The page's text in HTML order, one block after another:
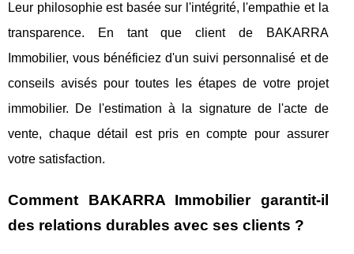
Leur philosophie est basée sur l'intégrité, l'empathie et la
transparence. En tant que client de BAKARRA
Immobilier, vous bénéficiez d'un suivi personnalisé et de
conseils avisés pour toutes les étapes de votre projet
immobilier. De l'estimation à la signature de l'acte de
vente, chaque détail est pris en compte pour assurer
votre satisfaction.
Comment BAKARRA Immobilier garantit-il
des relations durables avec ses clients ?